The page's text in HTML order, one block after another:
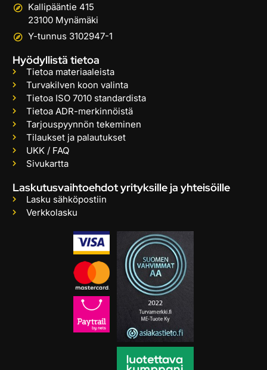
Kallipääntie 415
23100 Mynämäki
Y-tunnus 3102947-1
Hyödyllistä tietoa
Tietoa materiaaleista
Turvakilven koon valinta
Tietoa ISO 7010 standardista
Tietoa ADR-merkinnöistä
Tarjouspyynnön tekeminen
Tilaukset ja palautukset
UKK / FAQ
Sivukartta
Laskutusvaihtoehdot yrityksille ja yhteisöille
Lasku sähköpostiin
Verkkolasku